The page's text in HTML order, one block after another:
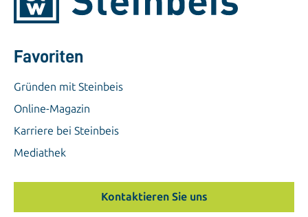
Favoriten
Gründen mit Steinbeis
Online-Magazin
Karriere bei Steinbeis
Mediathek
Kontaktieren Sie uns